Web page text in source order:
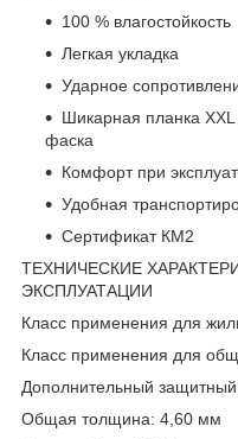
100 % влагостойкость
Легкая укладка
Ударное
Шикарная планка
фаска
Комфорт при
Удобная
Сертификат КМ2
ТЕХНИЧЕСКИЕ
ЭКСПЛУАТАЦИИ
Класс применения для
Класс применения для
Дополнительный
Общая толщина: 4,60 мм